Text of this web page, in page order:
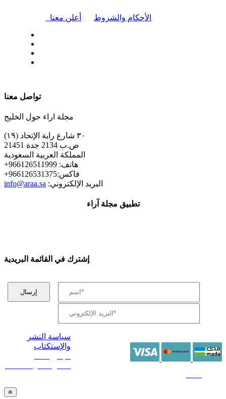
أعلن معنا الأحكام والشروط
تواصل معنا
مجلة اراء حول الخليج
٣٠ شارع راية الإتحاد (١٩)
ص.ب 2134 جدة 21451
المملكة العربية السعودية
+هاتف: 966126511999
+فاكس:966126531375
info@araa.sa :البريد الإلكتروني
تطبيق مجلة آراء
إشترك في القائمة البريدية
سياسة النشر
والإستكتاب